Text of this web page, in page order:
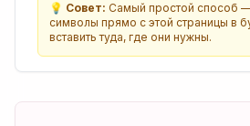
💡 Совет: Самый простой способ
символы прямо с этой страницы в
вставить туда, где они нужны.